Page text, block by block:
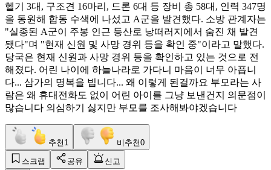
헬기 3대, 구조견 16마리, 드론 6대 등 장비 총 58대, 인력 347명
을 동원해 합동 수색에 나섰고 A군을 발견했다. 소방 관계자는
"실종된 A군이 주봉 인근 등산로 낭떠러지에서 숨진 채 발견
됐다"며 "현재 신원 및 사망 경위 등을 확인 중"이라고 말했다.
당국은 현재 신원과 사망 경위 등을 확인하고 있는 것으로 전
해졌다. 어린 나이에 하늘나라로 가다니 마음이 너무 아픕니
다... 삼가의 명복을 빕니다... 왜 이렇게 된걸까요 부모라는 사
람은 왜 휴대전화도 없이 어린 아이를 그냥 보낸건지 의문점이
많습니다 의심하기 싫지만 부모를 조사해봐야겠습니다
추천 1 비추천0
스크랩 공유
신고